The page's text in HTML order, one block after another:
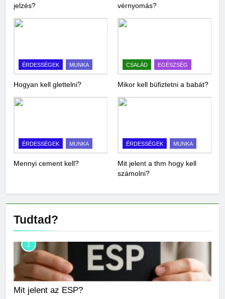
jelzés?
vérnyomás?
ÉRDESSÉGEK MUNKA
Hogyan kell glettelni?
CSALÁD EGÉSZSÉG
Mikor kell büfiztetni a babát?
ÉRDESSÉGEK MUNKA
Mennyi cement kell?
ÉRDESSÉGEK MUNKA
Mit jelent a thm hogy kell
számolni?
Tudtad?
1
Mit jelent az ESP?